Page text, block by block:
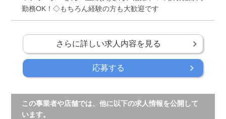
勤務OK！◇もちろん経験の方も大歓迎です
さらに詳しい求人内容を見る
応募する
この事業者や店舗では、他に以下の求人情報を公開して
います。